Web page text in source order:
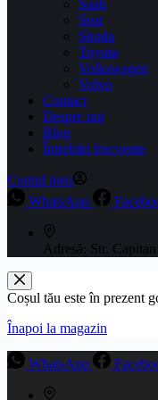
Saab
Seat
Skoda
Toyota
Volkswagen
Volvo
Contact
Despre noi
Blog
Întrebări frecvente
Contul meu
WhatsApp
Adresă: Str.
Coșul tău este în prezent
Înapoi la magazin
WhatsApp